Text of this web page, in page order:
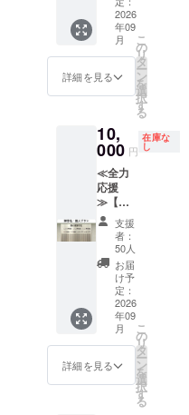
賞味期
限
2027年
法 直
射日
を避け
保存 ・
原材
料、主
原料の
原産
地
コー
ヒー豆
（ブラ
ジル・
コロン
ビア
他） ・
添加物
アレル
ギー表
にご連
絡いた
だきま
す。 ・
はお持
ち込み
ん。事
前注文
及び当
日にお
部屋か
らご注
文が可
能で
す。 ・
主催者
様から
発表の
ある観
戦マ
くださ
い。 ・
は文字
が小さ
くなる
ことが
ござい
ます。
※掲出名
連名、
または
セージ
に限ら
せてい
ただき
ます
（法
人、自
治体、
または
実在す
る団体
（競技
NPO
等）等
ばの立
札に文
字の
み。立
札サイ
ズ200㎜
イン：
桜モ
と白基
調から
お選び
くださ
い。 ※
推奨３
段30文
字以
内。文
字数に
よって
は文字
が小さ
くなる
ネーム
プレー
トをお
つけい
たしま
す。 掲
2026年
9月1
日〜桜
がなく
なるま
で 掲出
方法：
桜の木
のすぐ
そばに
立札に
文字の
み。立
札サイ
ズ200㎜
×120㎜
内 デザ
2026
年09
月
詳細を見る
こ
の
リ
タ
ー
ン
を
選
択
す
る
10,
000 円
在庫な
し
≪全力
応援
≫【御
芳名・
個人プ
ラン】
①クラ
ブハウ
ス正面
に御芳
名させ
ていた
だきま
す。 掲
出期
支援
者：
50人
お届
け予
定：
2026
年09
月
詳細を見る
こ
の
リ
タ
ー
ン
を
選
択
す
る